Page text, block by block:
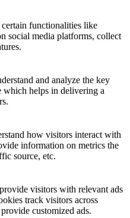
functionalities like
social media platforms, collect
and analyze the key
which helps in delivering a
how visitors interact with
information on metrics the
source, etc.
visitors with relevant ads
track visitors across
customized ads.